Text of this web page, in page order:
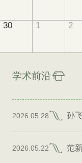
30 1 2
学术前沿
2026.05.28 孙
2026.05.22 范